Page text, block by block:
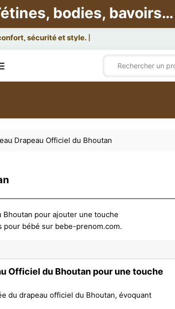
bodies, bavoirs…
Drapeau Officiel du Bhoutan
Officiel du Bhoutan pour une touche
du drapeau officiel du Bhoutan, évoquant